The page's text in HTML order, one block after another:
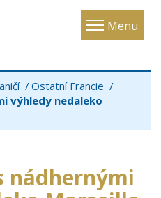
Menu
Toggle
Ostatní Francie
výhledy nedaleko
nádhernými